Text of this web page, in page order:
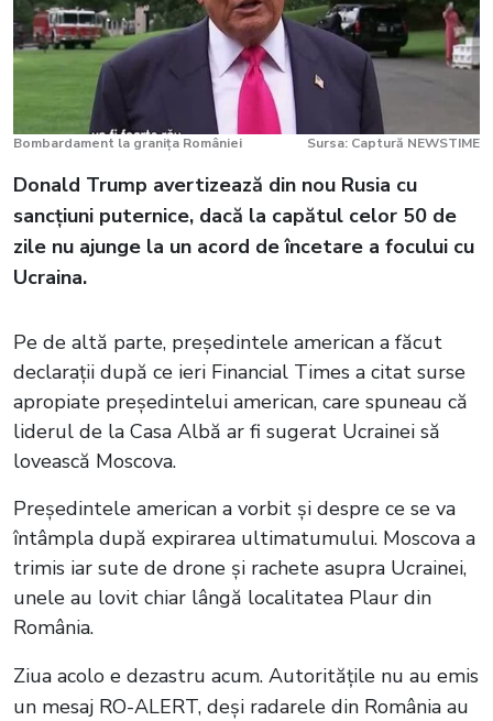
Bombardament la granița României Sursa: Captură NEWSTIME
Donald Trump avertizează din nou Rusia cu
sancțiuni puternice, dacă la capătul celor 50 de
zile nu ajunge la un acord de încetare a focului cu
Ucraina.
Pe de altă parte, președintele american a făcut
declarații după ce ieri Financial Times a citat surse
apropiate președintelui american, care spuneau că
liderul de la Casa Albă ar fi sugerat Ucrainei să
lovească Moscova.
Președintele american a vorbit și despre ce se va
întâmpla după expirarea ultimatumului. Moscova a
trimis iar sute de drone și rachete asupra Ucrainei,
unele au lovit chiar lângă localitatea Plaur din
România.
Ziua acolo e dezastru acum. Autoritățile nu au emis
un mesaj RO-ALERT, deși radarele din România au